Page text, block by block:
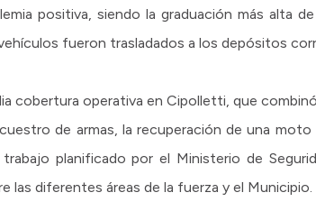
positiva, siendo la graduación más alta
fueron trasladados a los depósitos
cobertura operativa en Cipolletti, que
de armas, la recuperación de una
planificado por el Ministerio de
las diferentes áreas de la fuerza y el Municipio.